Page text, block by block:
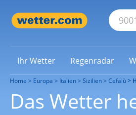
Ihr Wetter Regenradar
Home Europa Italien Sizilien Cefalù
Das Wetter